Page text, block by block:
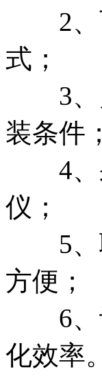
2、可
式；
3、灵
装条件；
4、采
仪；
5、联
方便；
6、设
化效率。